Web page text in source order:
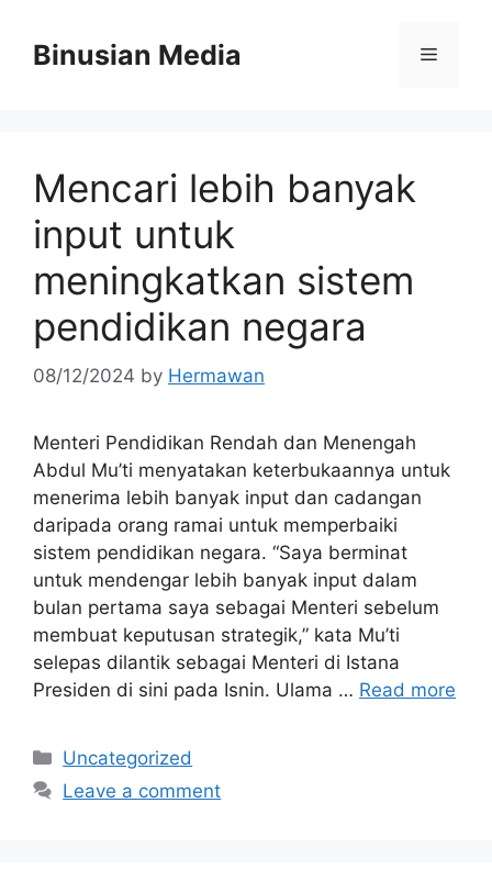
contentBinusian Media Menu
Mencari lebih banyak
input untuk
meningkatkan sistem
pendidikan negara
08/12/2024 by Hermawan
Menteri Pendidikan Rendah dan Menengah
Abdul Mu’ti menyatakan keterbukaannya untuk
menerima lebih banyak input dan cadangan
daripada orang ramai untuk memperbaiki
sistem pendidikan negara. “Saya berminat
untuk mendengar lebih banyak input dalam
bulan pertama saya sebagai Menteri sebelum
membuat keputusan strategik,” kata Mu’ti
selepas dilantik sebagai Menteri di Istana
Presiden di sini pada Isnin. Ulama … Read more
Categories
Uncategorized
Leave a comment